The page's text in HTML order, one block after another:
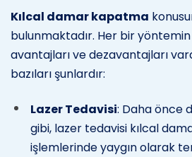
Kılcal damar kapatma
bulunmaktadır. Her bir
avantajları ve dezavantajları
bazıları şunlardır:
Lazer Tedavisi: Daha önce
gibi, lazer tedavisi kılcal
işlemlerinde yaygın olarak